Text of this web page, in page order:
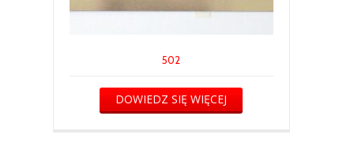
502
DOWIEDZ SIĘ WIĘCEJ